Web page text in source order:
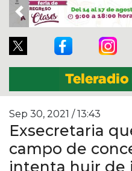
Previous
Sep 30, 2021 / 13:43
Exsecretaria
campo de
intenta huir de